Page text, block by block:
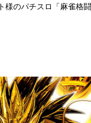
のパチスロ「麻雀格